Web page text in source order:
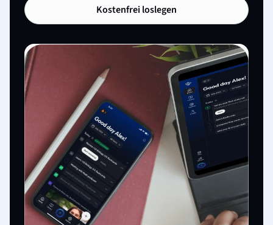
Kostenfrei loslegen